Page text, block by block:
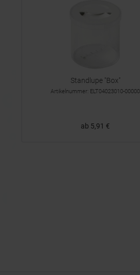
Standlupe "Box"
Artikelnummer: ELT04023010-00000
ab 5,91 €